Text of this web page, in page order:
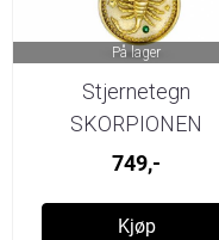
På lager
Stjernetegn
SKORPIONEN
749,-
Kjøp